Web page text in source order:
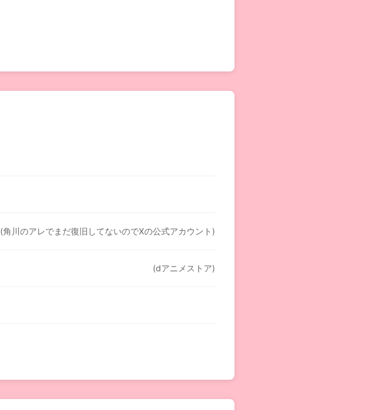
(角川のアレでまだ復旧してないのでXの公式アカウント)
(dアニメストア)